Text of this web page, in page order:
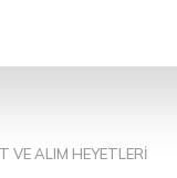
ARA
VE ALIM HEYETLERI